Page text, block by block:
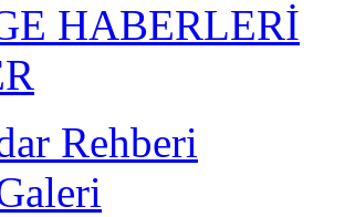
HABERLERİ
Rehberi